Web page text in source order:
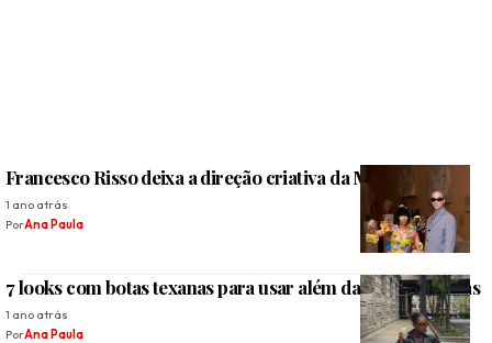
Francesco Risso deixa a direção criativa da Marni
1 ano atrás
PorAna Paula
7 looks com botas texanas para usar além das festas juninas
1 ano atrás
PorAna Paula